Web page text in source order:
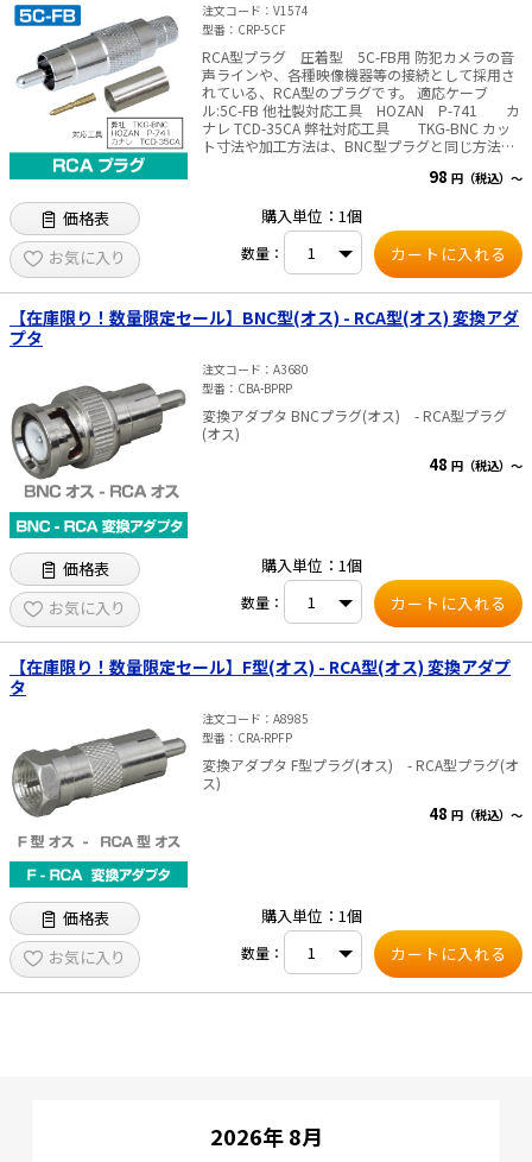
注文コード
V1574
型番
CRP-5CF
RCA型プラグ 圧着型 5C-FB用 防犯カメラの音
声ラインや、各種映像機器等の接続として採用さ
れている、RCA型のプラグです。 適応ケーブ
ル:5C-FB 他社製対応工具 HOZAN P-741 カ
ナレ TCD-35CA 弊社対応工具 TKG-BNC カッ
ト寸法や加工方法は、BNC型プラグと同じ方法で
98 円（税込）～
価格表
お気に入り
購入単位：1個
数量：
【在庫限り！数量限定セール】BNC型(オス) - RCA型(オス) 変換アダ
プタ
注文コード
A3680
型番
CBA-BPRP
変換アダプタ BNCプラグ(オス) - RCA型プラグ
(オス)
48 円（税込）～
価格表
お気に入り
購入単位：1個
数量：
【在庫限り！数量限定セール】F型(オス) - RCA型(オス) 変換アダプ
タ
注文コード
A8985
型番
CRA-RPFP
変換アダプタ F型プラグ(オス) - RCA型プラグ(オ
ス)
48 円（税込）～
価格表
お気に入り
購入単位：1個
数量：
2026年 8月